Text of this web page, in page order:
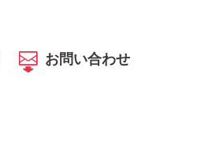
お問い合わせ